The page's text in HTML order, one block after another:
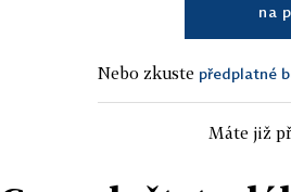
na
Nebo zkuste předplatné
Máte již